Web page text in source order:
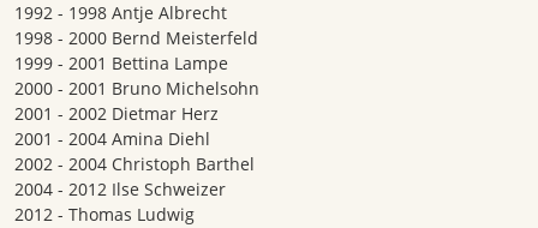
1992 - 1998 Antje Albrecht
1998 - 2000 Bernd Meisterfeld
1999 - 2001 Bettina Lampe
2000 - 2001 Bruno Michelsohn
2001 - 2002 Dietmar Herz
2001 - 2004 Amina Diehl
2002 - 2004 Christoph Barthel
2004 - 2012 Ilse Schweizer
2012 - Thomas Ludwig